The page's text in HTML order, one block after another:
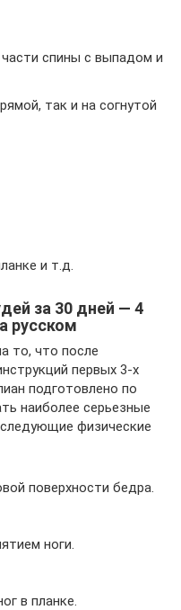
спины с выпадом и
так и на согнутой
и т.д.
за 30 дней — 4
русском
то, что после
первых 3-х
подготовлено по
наиболее серьезные
физические
поверхности бедра.
ноги.
в планке.